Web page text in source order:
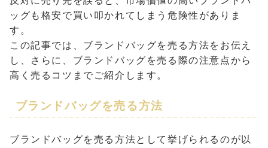
ッグも格安で買い叩かれてしまう危険性がありま
す。
この記事では、ブランドバッグを売る方法をお伝え
し、さらに、ブランドバッグを売る際の注意点から
高く売るコツまでご紹介します。
ブランドバッグを売る方法
ブランドバッグを売る方法として挙げられるのが以